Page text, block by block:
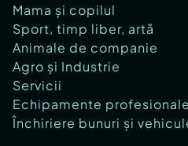
Mama și copilul
Sport, timp liber, artă
Animale de companie
Agro și Industrie
Servicii
Echipamente
Închiriere bunuri și